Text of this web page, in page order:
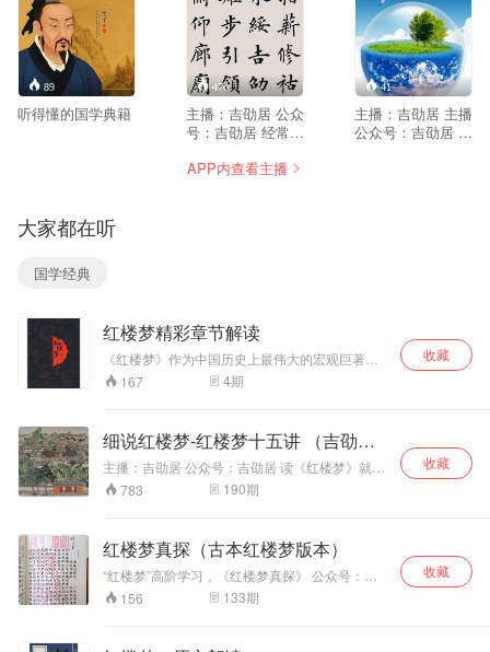
89
听得懂的国学典籍
470
主播：吉劭居 公众
号：吉劭居 经常有
叫吉劭居？吉劭居
读》么，学到《千
字文》，学到指薪
修祜，永绥吉劭，
矩步引领，俯仰廊
在看一些名人传
记，有感于那些文
人墨客，都有专门
的藏书读书地方，
而且还有雅号，比
斋”，就是清代文学
家蒲松龄的书屋；
写下脍炙人口名篇
《陋室铭》的唐代
41
主播：吉劭居 主播
公众号：吉劭居 在
中国地理》不但有
深厚的自然地理、
人文地理积累，还
娓道来。 写给儿童
的中国地理共14
册：天府之国、洞
中、岭南天地、东
南丘陵、江淮水
APP内查看主播
大家都在听
国学经典
红楼梦精彩章节解读
《红楼梦》作为中国历史上最伟大的宏观巨著，
是白话小说的巅峰，我们选取了书中有联系的章
节，组成了多个精彩系列，同时在播讲时加入个
167 4期
收藏
细说红楼梦-红楼梦十五讲 （吉劭
居）
​主播：吉劭居 公众号：吉劭居 读《红楼梦》就如
打开了一幅充满历史气息的栩栩如生的历史长
卷，这一时期中国社会缓慢转型的历史面貌，都
《红楼梦十五讲》，包含刘梦溪、冯其庸、蔡义
江、马瑞芳、叶朗、龚鹏程、刘敬圻、李希凡、
张锦池、吕启祥、孙逊、刘广定、童元方、周汝
昌、刘再复等名家的“红楼梦十五讲”。
783 190期
收藏
红楼梦真探（古本红楼梦版本）
“红楼梦”高阶学习，《红楼梦真探》​ 公众号：文
艺真探社。 传播红楼梦文化，探究石头记谜团。
一入红楼深似海，从此探佚是日常。 一部分版本
156 133期
收藏